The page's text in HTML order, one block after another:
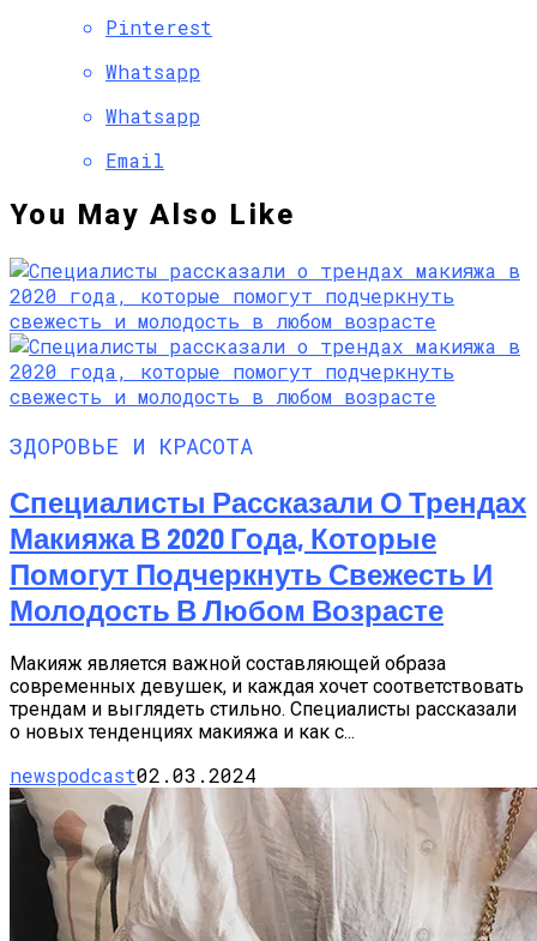
Pinterest
Whatsapp
Whatsapp
Email
You May Also Like
ЗДОРОВЬЕ И КРАСОТА
Специалисты Рассказали О Трендах
Макияжа В 2020 Года, Которые
Помогут Подчеркнуть Свежесть И
Молодость В Любом Возрасте
Макияж является важной составляющей образа
современных девушек, и каждая хочет соответствовать
трендам и выглядеть стильно. Специалисты рассказали
о новых тенденциях макияжа и как с...
newspodcast02.03.2024